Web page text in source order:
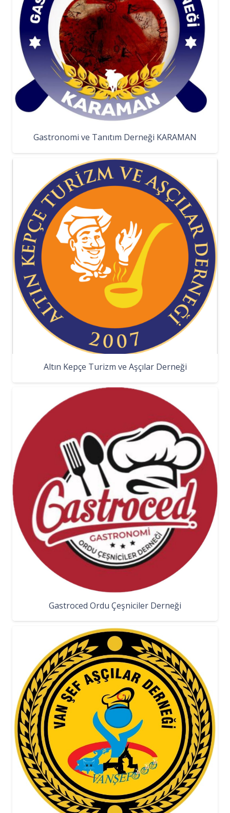
Gastronomi ve Tanıtım Derneği KARAMAN
Altın Kepçe Turizm ve Aşçılar Derneği
Gastroced Ordu Çeşniciler Derneği